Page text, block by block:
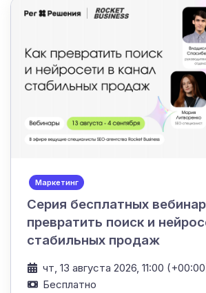
Маркетинг
Серия бесплатных
превратить поиск и
стабильных продаж
чт, 13 августа 2026, 11:00
Бесплатно